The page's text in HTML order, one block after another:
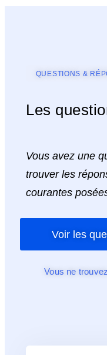
QUESTIONS &
Les
Vous avez une
trouver les
courantes
Voir les
Vous ne